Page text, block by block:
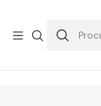
Início